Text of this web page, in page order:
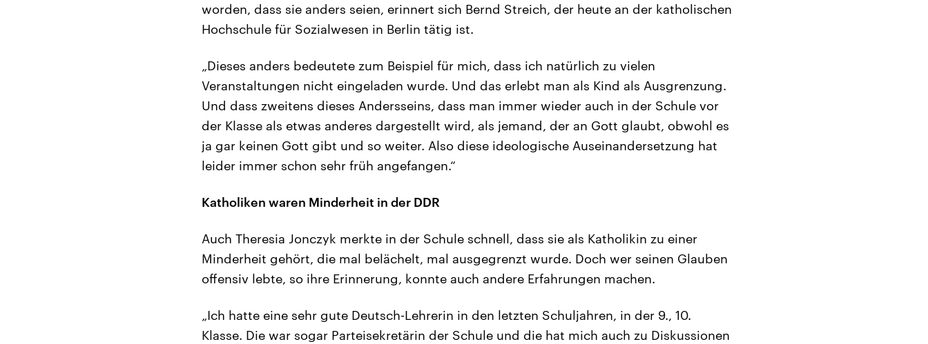
worden, dass sie anders seien, erinnert sich Bernd Streich, der heute an der katholischen
Hochschule für Sozialwesen in Berlin tätig ist.
„Dieses anders bedeutete zum Beispiel für mich, dass ich natürlich zu vielen
Veranstaltungen nicht eingeladen wurde. Und das erlebt man als Kind als Ausgrenzung.
Und dass zweitens dieses Andersseins, dass man immer wieder auch in der Schule vor
der Klasse als etwas anderes dargestellt wird, als jemand, der an Gott glaubt, obwohl es
ja gar keinen Gott gibt und so weiter. Also diese ideologische Auseinandersetzung hat
leider immer schon sehr früh angefangen.“
Katholiken waren Minderheit in der DDR
Auch Theresia Jonczyk merkte in der Schule schnell, dass sie als Katholikin zu einer
Minderheit gehört, die mal belächelt, mal ausgegrenzt wurde. Doch wer seinen Glauben
offensiv lebte, so ihre Erinnerung, konnte auch andere Erfahrungen machen.
„Ich hatte eine sehr gute Deutsch-Lehrerin in den letzten Schuljahren, in der 9., 10.
Klasse. Die war sogar Parteisekretärin der Schule und die hat mich auch zu Diskussionen